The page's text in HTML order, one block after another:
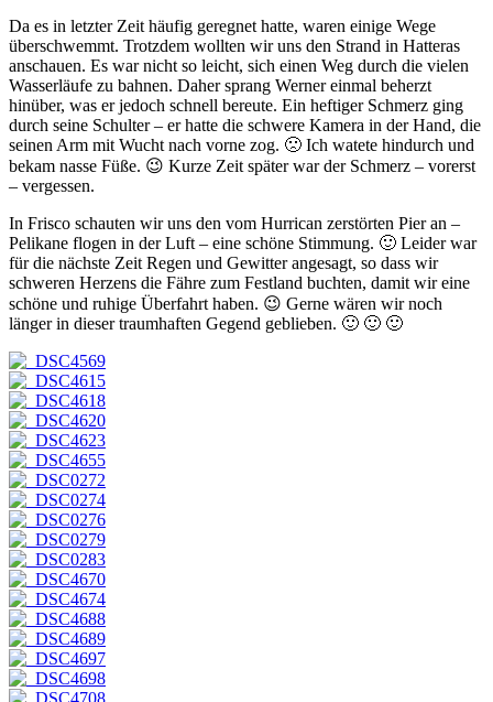
Da es in letzter Zeit häufig geregnet hatte, waren einige Wege
überschwemmt. Trotzdem wollten wir uns den Strand in Hatteras
anschauen. Es war nicht so leicht, sich einen Weg durch die vielen
Wasserläufe zu bahnen. Daher sprang Werner einmal beherzt
hinüber, was er jedoch schnell bereute. Ein heftiger Schmerz ging
durch seine Schulter – er hatte die schwere Kamera in der Hand, die
seinen Arm mit Wucht nach vorne zog. 🙁 Ich watete hindurch und
bekam nasse Füße. 😉 Kurze Zeit später war der Schmerz – vorerst
– vergessen.
In Frisco schauten wir uns den vom Hurrican zerstörten Pier an –
Pelikane flogen in der Luft – eine schöne Stimmung. 🙂 Leider war
für die nächste Zeit Regen und Gewitter angesagt, so dass wir
schweren Herzens die Fähre zum Festland buchten, damit wir eine
schöne und ruhige Überfahrt haben. 😉 Gerne wären wir noch
länger in dieser traumhaften Gegend geblieben. 🙂 🙂 🙂